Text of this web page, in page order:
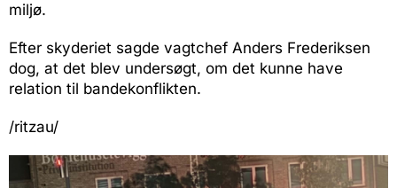
miljø.
Efter skyderiet sagde vagtchef Anders Frederiksen
dog, at det blev undersøgt, om det kunne have
relation til bandekonflikten.
/ritzau/